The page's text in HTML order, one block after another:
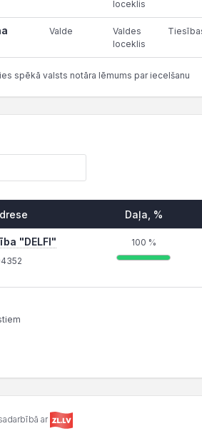
loceklis
Valde
Valdes
loceklis
spēkā valsts notāra lēmums par iecelšanu
Daļa, %
"DELFI" 100 %
ar